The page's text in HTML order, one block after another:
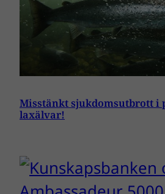
Misstänkt sjukdomsutbrott i
laxälvar!